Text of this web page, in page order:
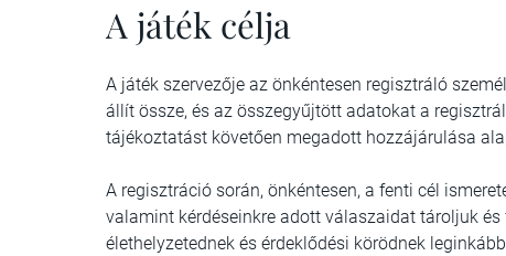
A játék célja
A játék szervezője az önkéntesen regisztráló
állít össze, és az összegyűjtött adatokat a
tájékoztatást követően megadott hozzájárulása
A regisztráció során, önkéntesen, a fenti cél
valamint kérdéseinkre adott válaszaidat tároljuk
élethelyzetednek és érdeklődési körödnek